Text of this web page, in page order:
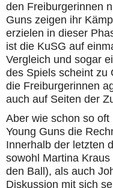
den Freiburgerinnen
Guns zeigen ihr
erzielen in dieser
ist die KuSG auf
Vergleich und sogar
des Spiels scheint zu
die Freiburgerinnen
auch auf Seiten der
Aber wie schon so
Young Guns die
Innerhalb der letzten
sowohl Martina
den Ball), als auch
Diskussion mit sich